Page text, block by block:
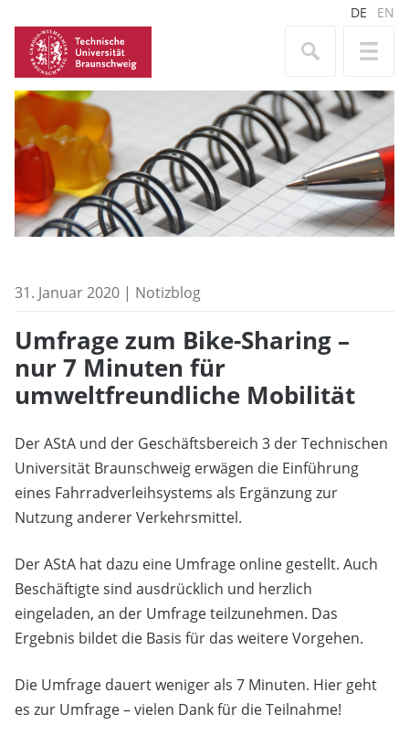
DE EN
31. Januar 2020 | Notizblog
Umfrage zum Bike-Sharing –
nur 7 Minuten für
umweltfreundliche Mobilität
Der AStA und der Geschäftsbereich 3 der Technischen
Universität Braunschweig erwägen die Einführung
eines Fahrradverleihsystems als Ergänzung zur
Nutzung anderer Verkehrsmittel.
Der AStA hat dazu eine Umfrage online gestellt. Auch
Beschäftigte sind ausdrücklich und herzlich
eingeladen, an der Umfrage teilzunehmen. Das
Ergebnis bildet die Basis für das weitere Vorgehen.
Die Umfrage dauert weniger als 7 Minuten. Hier geht
es zur Umfrage – vielen Dank für die Teilnahme!